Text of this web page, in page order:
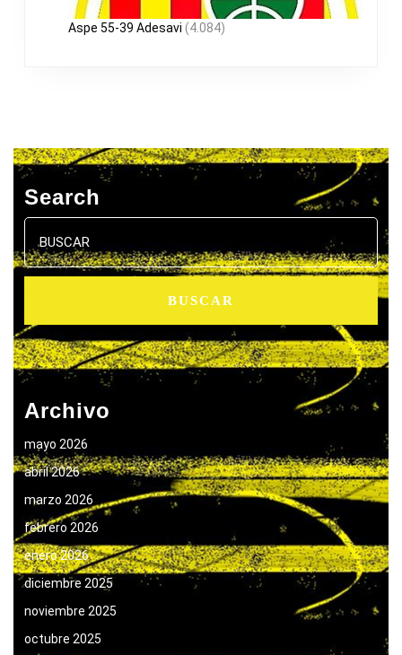
Aspe 55-39 Adesavi (4.084)
Search
Buscar:
Archivo
mayo 2026
abril 2026
marzo 2026
febrero 2026
enero 2026
diciembre 2025
noviembre 2025
octubre 2025